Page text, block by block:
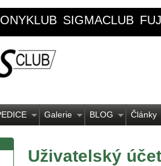
SIGMACLUB
Galerie BLOG Články
Uživatelský účet